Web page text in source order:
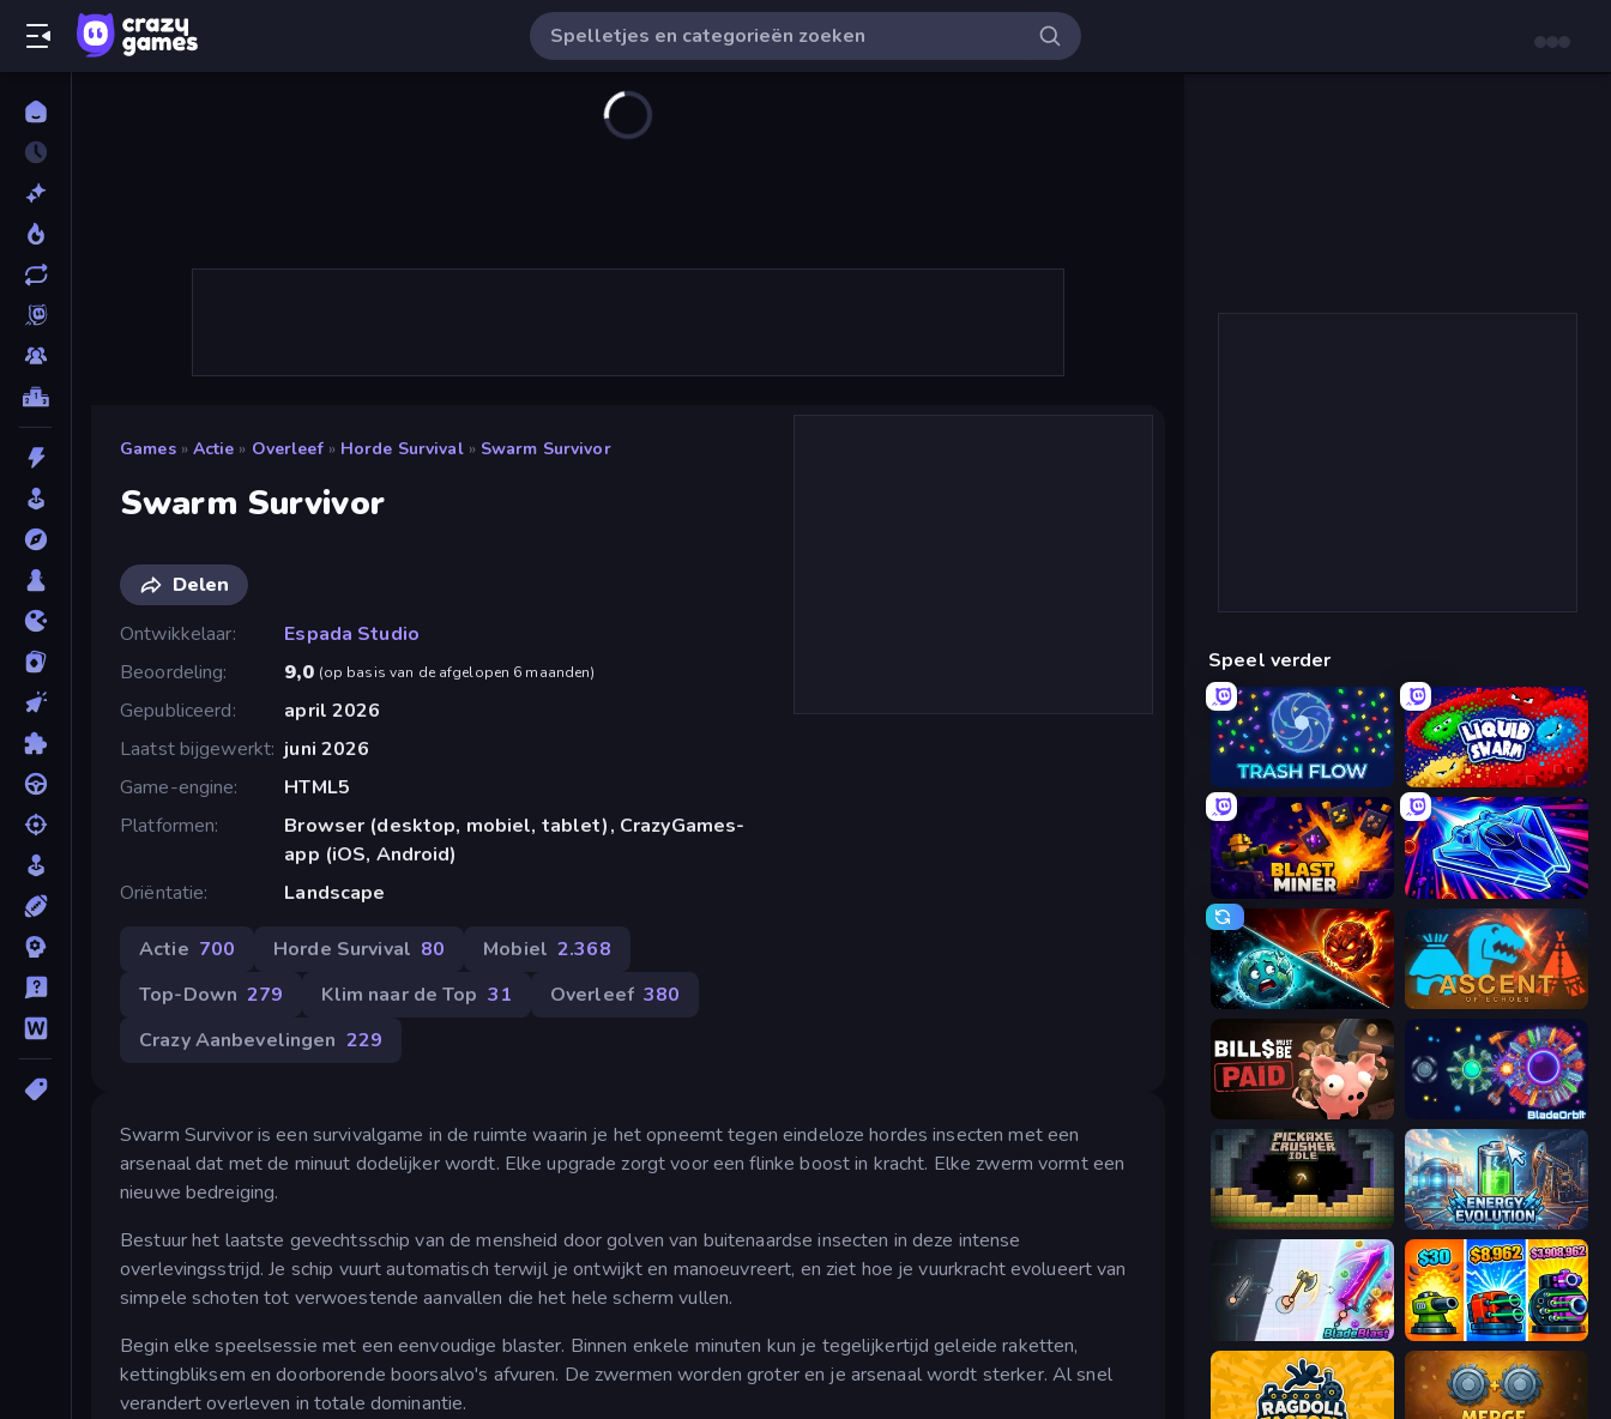
Games » Actie » Overleef » Horde Survival » Swarm Survivor
Swarm Survivor
Delen
Ontwikkelaar
Espada Studio
Beoordeling
9,0 (op basis van de afgelopen 6 maanden)
Gepubliceerd
april 2026
Laatst bijgewerkt juni 2026
Game-engine
HTML5
Platformen
Browser (desktop, mobiel, tablet), CrazyGames-
app (iOS, Android)
Oriëntatie
Landscape
Actie 700 Horde Survival 80 Mobiel 2.368
Top-Down 279 Klim naar de Top 31 Overleef 380
Crazy Aanbevelingen 229
Swarm Survivor is een survivalgame in de ruimte waarin je het opneemt tegen eindeloze hordes insecten met een
arsenaal dat met de minuut dodelijker wordt. Elke upgrade zorgt voor een flinke boost in kracht. Elke zwerm vormt een
nieuwe bedreiging.
Bestuur het laatste gevechtsschip van de mensheid door golven van buitenaardse insecten in deze intense
overlevingsstrijd. Je schip vuurt automatisch terwijl je ontwijkt en manoeuvreert, en ziet hoe je vuurkracht evolueert van
simpele schoten tot verwoestende aanvallen die het hele scherm vullen.
Begin elke speelsessie met een eenvoudige blaster. Binnen enkele minuten kun je tegelijkertijd geleide raketten,
kettingbliksem en doorborende boorsalvo's afvuren. De zwermen worden groter en je arsenaal wordt sterker. Al snel
verandert overleven in totale dominantie.
Speel verder
Trash Flow Liquid Swarm
Blast Miner Stellar Swarm
PlanetCrush 2 Ascent of Echoes
Bills Must Be Paid BladeOrbit.io
Pickaxe Crusher Idle Energy Evolution
BladeBlast.io Pumpkin Defense: Merge Cannon